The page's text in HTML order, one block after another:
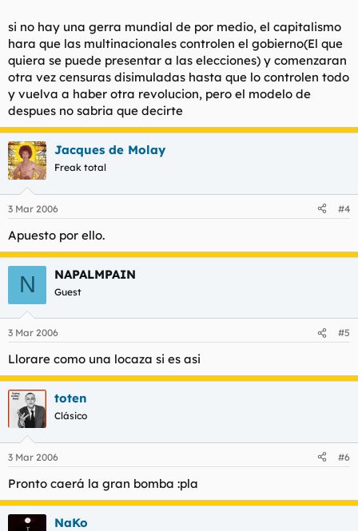
Odias el cine y las series españolas en las k solo aparecen
calvos con bigote o barba?
el onanismo y la pornografia son fuentes eternas de sabiduria?
si no hay una gerra mundial de por medio, el capitalismo
hara que las multinacionales controlen el gobierno(El que
quiera se puede presentar a las elecciones) y comenzaran
otra vez censuras disimuladas hasta que lo controlen todo
y vuelva a haber otra revolucion, pero el modelo de
despues no sabria que decirte
Jacques de Molay
Freak total
3 Mar 2006 #4
Apuesto por ello.
N NAPALMPAIN
Guest
3 Mar 2006 #5
Llorare como una locaza si es asi
toten
Clásico
3 Mar 2006 #6
Pronto caerá la gran bomba :pla
NaKo